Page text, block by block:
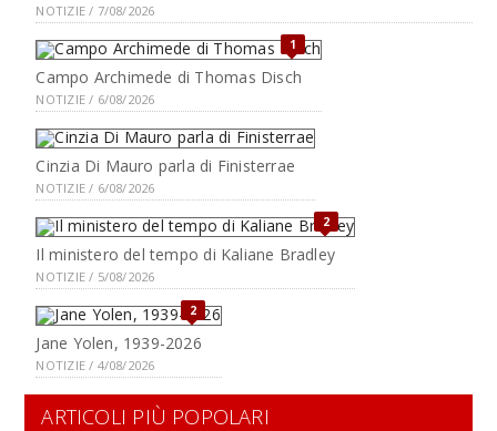
NOTIZIE / 7/08/2026
1
Campo Archimede di Thomas Disch
NOTIZIE / 6/08/2026
Cinzia Di Mauro parla di Finisterrae
NOTIZIE / 6/08/2026
2
Il ministero del tempo di Kaliane Bradley
NOTIZIE / 5/08/2026
2
Jane Yolen, 1939-2026
NOTIZIE / 4/08/2026
ARTICOLI PIÙ POPOLARI